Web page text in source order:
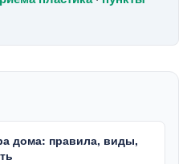
дома: правила, виды,